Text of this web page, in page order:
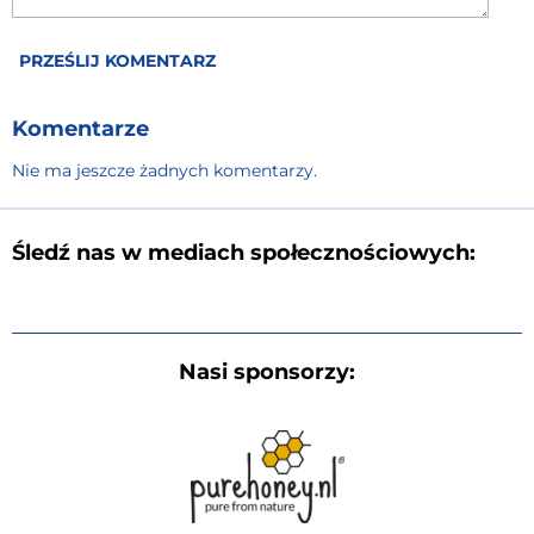
PRZEŚLIJ KOMENTARZ
Komentarze
Nie ma jeszcze żadnych komentarzy.
Śledź nas w mediach społecznościowych:
Nasi sponsorzy: